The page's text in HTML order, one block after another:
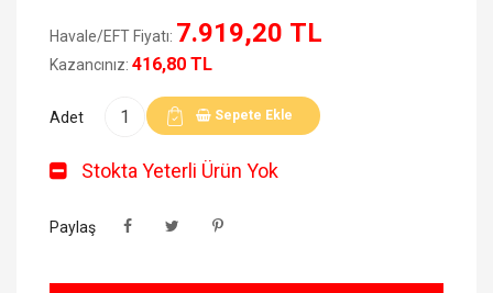
Havale/EFT Fiyatı: 7.919,20 TL
Kazancınız: 416,80 TL
Adet Sepete Ekle
Stokta Yeterli Ürün Yok
Paylaş